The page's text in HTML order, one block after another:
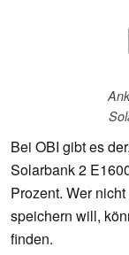
Bei OBI gibt es
Solarbank 2
Prozent. Wer
speichern will,
finden.